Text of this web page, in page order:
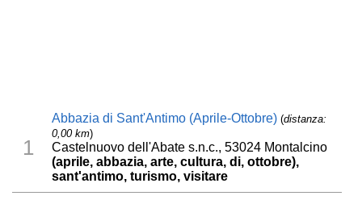
1
Abbazia di Sant'Antimo (Aprile-Ottobre) (distanza:
0,00 km)
Castelnuovo dell'Abate s.n.c., 53024 Montalcino
(aprile, abbazia, arte, cultura, di, ottobre),
sant'antimo, turismo, visitare